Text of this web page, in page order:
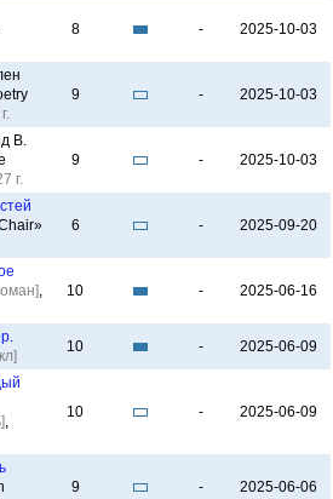
8 - 2025-10-03
9 - 2025-10-03
В.
г.
9 - 2025-10-03
6 - 2025-09-20
,
10 - 2025-06-16
10 - 2025-06-09
,
10 - 2025-06-09
9 - 2025-06-06